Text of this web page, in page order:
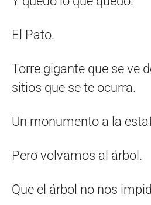
El Pato.
Torre gigante que se ve
sitios que se te ocurra.
Un monumento a la
Pero volvamos al árbol.
Que el árbol no nos